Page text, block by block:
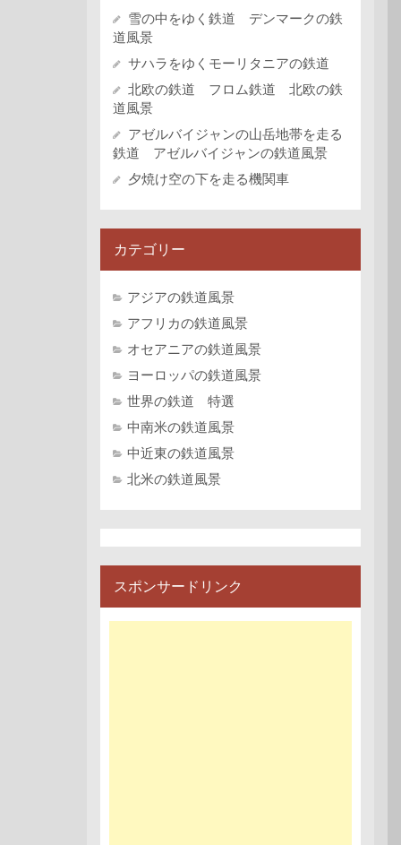
雪の中をゆく鉄道 デンマークの鉄
道風景
サハラをゆくモーリタニアの鉄道
北欧の鉄道 フロム鉄道 北欧の鉄
道風景
アゼルバイジャンの山岳地帯を走る
鉄道 アゼルバイジャンの鉄道風景
夕焼け空の下を走る機関車
カテゴリー
アジアの鉄道風景
アフリカの鉄道風景
オセアニアの鉄道風景
ヨーロッパの鉄道風景
世界の鉄道 特選
中南米の鉄道風景
中近東の鉄道風景
北米の鉄道風景
スポンサードリンク